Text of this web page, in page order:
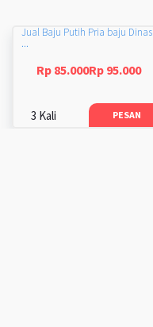
Jual Baju Putih Pria baju Dinas
...
Rp 85.000Rp 95.000
3 Kali PESAN